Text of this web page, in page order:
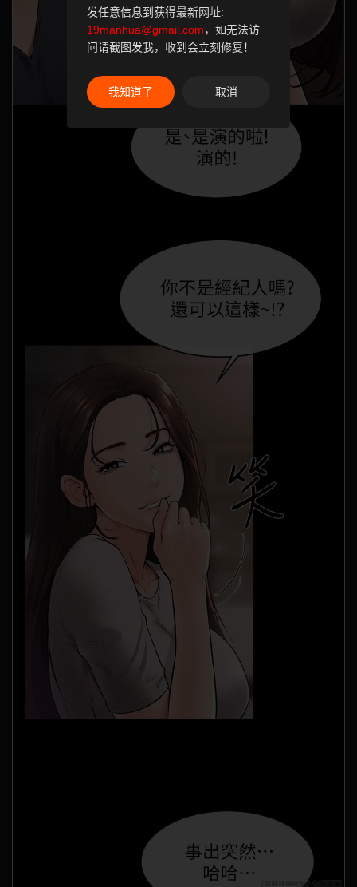
发任意信息到获得最新网址:
19manhua@gmail.com，如无法访
问请截图发我，收到会立刻修复！
我知道了 取消